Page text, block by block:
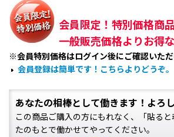
会員限定！特別価格商
一般販売価格よりお得
※会員特別価格はログイン後にご確認いただ
会員登録は簡単です！こちらよりどうぞ。
あなたの相棒として働きます！よろ
この商品ご購入の方にもれなく、「貼る
たのもとで働かせてやってください。